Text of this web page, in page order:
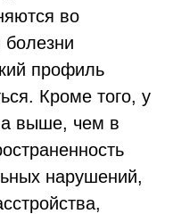
во
болезни
профиль
Кроме того, у
выше, чем в
нарушений,